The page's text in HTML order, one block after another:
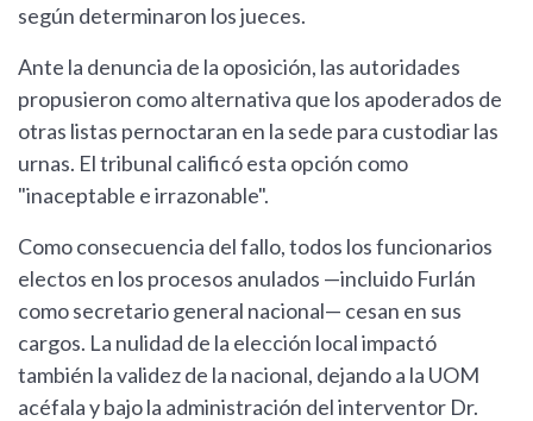
según determinaron los jueces.
Ante la denuncia de la oposición, las autoridades
propusieron como alternativa que los apoderados de
otras listas pernoctaran en la sede para custodiar las
urnas. El tribunal calificó esta opción como
"inaceptable e irrazonable".
Como consecuencia del fallo, todos los funcionarios
electos en los procesos anulados —incluido Furlán
como secretario general nacional— cesan en sus
cargos. La nulidad de la elección local impactó
también la validez de la nacional, dejando a la UOM
acéfala y bajo la administración del interventor Dr.